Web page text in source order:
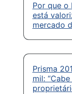
Por que o
está
mercado
Prisma
mil: